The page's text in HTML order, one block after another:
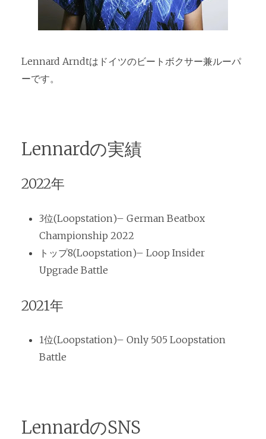
Lennard Arndtはドイツのビートボクサー兼ルーパ
ーです。
Lennardの実績
2022年
3位(Loopstation)– German Beatbox
Championship 2022
トップ8(Loopstation)– Loop Insider
Upgrade Battle
2021年
1位(Loopstation)– Only 505 Loopstation
Battle
LennardのSNS